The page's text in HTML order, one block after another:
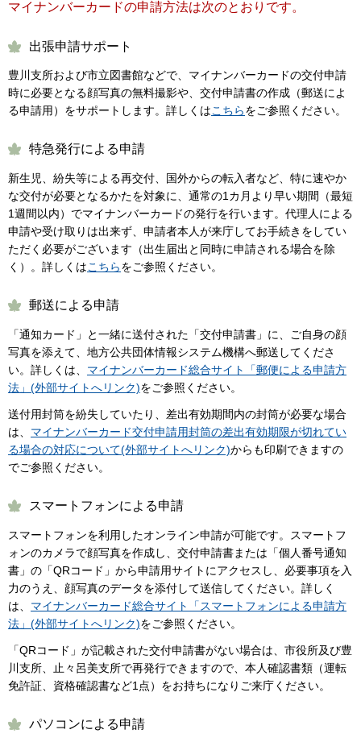
マイナンバーカードの申請方法は次のとおりです。
出張申請サポート
豊川支所および市立図書館などで、マイナンバーカードの交付申請
時に必要となる顔写真の無料撮影や、交付申請書の作成（郵送によ
る申請用）をサポートします。詳しくはこちらをご参照ください。
特急発行による申請
新生児、紛失等による再交付、国外からの転入者など、特に速やか
な交付が必要となるかたを対象に、通常の1カ月より早い期間（最短
1週間以内）でマイナンバーカードの発行を行います。代理人による
申請や受け取りは出来ず、申請者本人が来庁してお手続きをしてい
ただく必要がございます（出生届出と同時に申請される場合を除
く）。詳しくはこちらをご参照ください。
郵送による申請
「通知カード」と一緒に送付された「交付申請書」に、ご自身の顔
写真を添えて、地方公共団体情報システム機構へ郵送してくださ
い。詳しくは、 マイナンバーカード総合サイト「郵便による申請方
法」(外部サイトへリンク)をご参照ください。
送付用封筒を紛失していたり、差出有効期間内の封筒が必要な場合
は、 マイナンバーカード交付申請用封筒の差出有効期限が切れてい
る場合の対応について(外部サイトへリンク)からも印刷できますの
でご参照ください。
スマートフォンによる申請
スマートフォンを利用したオンライン申請が可能です。スマートフ
ォンのカメラで顔写真を作成し、交付申請書または「個人番号通知
書」の「QRコード」から申請用サイトにアクセスし、必要事項を入
力のうえ、顔写真のデータを添付して送信してください。詳しく
は、 マイナンバーカード総合サイト「スマートフォンによる申請方
法」(外部サイトへリンク)をご参照ください。
「QRコード」が記載された交付申請書がない場合は、市役所及び豊
川支所、止々呂美支所で再発行できますので、本人確認書類（運転
免許証、資格確認書など1点）をお持ちになりご来庁ください。
パソコンによる申請